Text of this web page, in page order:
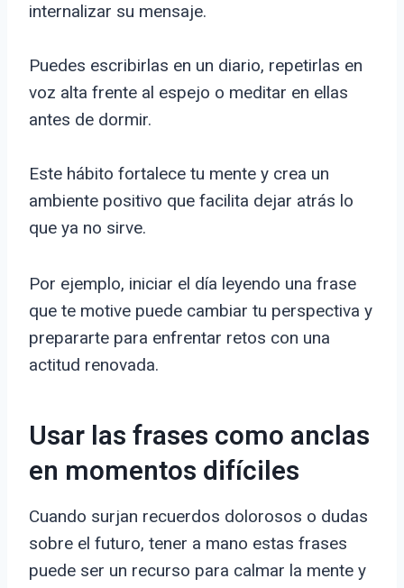
internalizar su mensaje.
Puedes escribirlas en un diario, repetirlas en
voz alta frente al espejo o meditar en ellas
antes de dormir.
Este hábito fortalece tu mente y crea un
ambiente positivo que facilita dejar atrás lo
que ya no sirve.
Por ejemplo, iniciar el día leyendo una frase
que te motive puede cambiar tu perspectiva y
prepararte para enfrentar retos con una
actitud renovada.
Usar las frases como anclas
en momentos difíciles
Cuando surjan recuerdos dolorosos o dudas
sobre el futuro, tener a mano estas frases
puede ser un recurso para calmar la mente y